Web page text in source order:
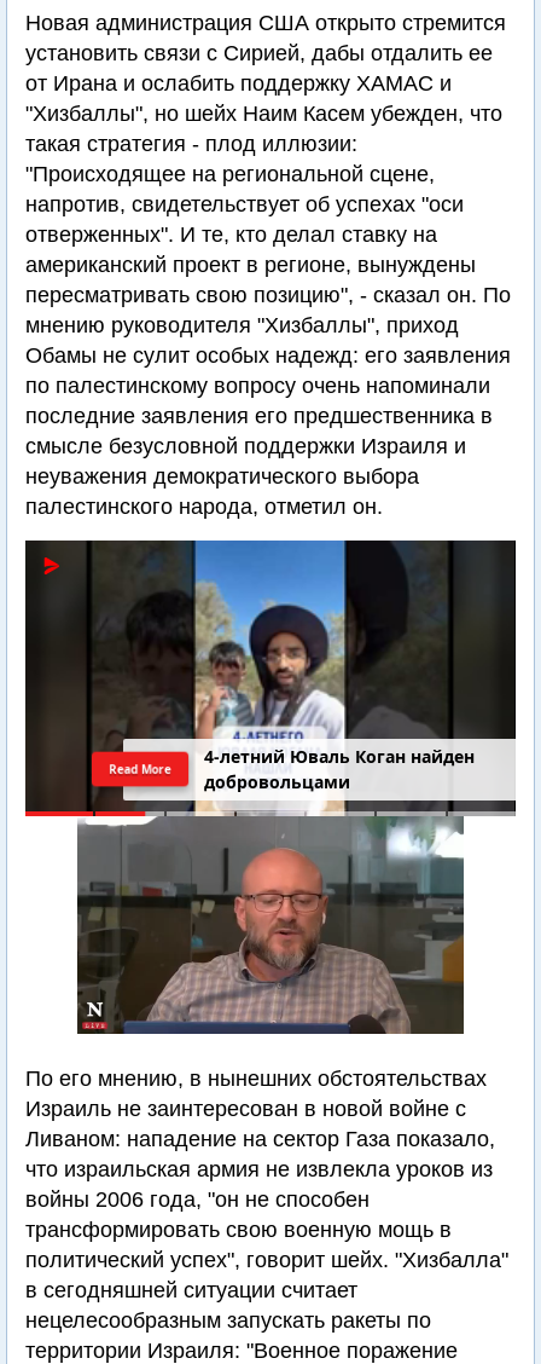
Новая администрация США открыто стремится
установить связи с Сирией, дабы отдалить ее
от Ирана и ослабить поддержку ХАМАС и
"Хизбаллы", но шейх Наим Касем убежден, что
такая стратегия - плод иллюзии:
"Происходящее на региональной сцене,
напротив, свидетельствует об успехах "оси
отверженных". И те, кто делал ставку на
американский проект в регионе, вынуждены
пересматривать свою позицию", - сказал он. По
мнению руководителя "Хизбаллы", приход
Обамы не сулит особых надежд: его заявления
по палестинскому вопросу очень напоминали
последние заявления его предшественника в
смысле безусловной поддержки Израиля и
неуважения демократического выбора
палестинского народа, отметил он.
4-летний Юваль Коган найден
добровольцами
Read More
По его мнению, в нынешних обстоятельствах
Израиль не заинтересован в новой войне с
Ливаном: нападение на сектор Газа показало,
что израильская армия не извлекла уроков из
войны 2006 года, "он не способен
трансформировать свою военную мощь в
политический успех", говорит шейх. "Хизбалла"
в сегодняшней ситуации считает
нецелесообразным запускать ракеты по
территории Израиля: "Военное поражение